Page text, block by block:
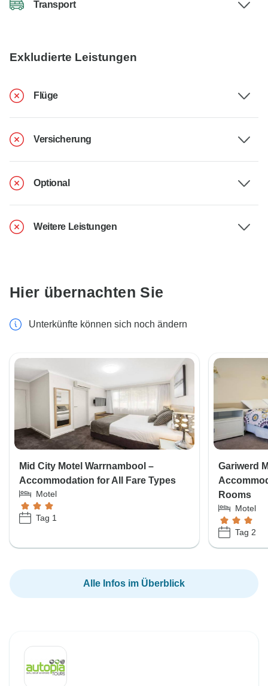
Transport
Exkludierte Leistungen
Flüge
Versicherung
Optional
Weitere Leistungen
Hier übernachten Sie
Unterkünfte können sich noch ändern
Mid City Motel Warrnambool –
Accommodation for All Fare Types
Motel
Tag 1
Gariwerd
Rooms
Motel
Tag 2
Alle Infos im Überblick